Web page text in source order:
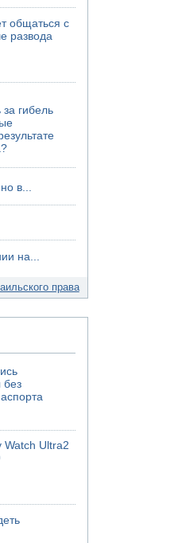
в Холоне
общаться с
развода
за гибель
в...
на...
права
без
Watch Ultra2